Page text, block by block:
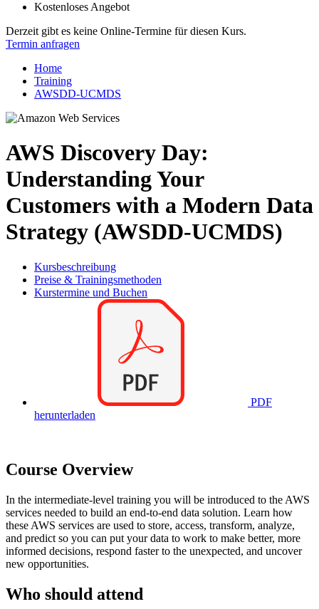
Kostenloses Angebot
Derzeit gibt es keine Online-Termine für diesen Kurs.
Termin anfragen
Home
Training
AWSDD-UCMDS
AWS Discovery Day:
Understanding Your
Customers with a Modern Data
Strategy (AWSDD-UCMDS)
Kursbeschreibung
Preise & Trainingsmethoden
Kurstermine und Buchen
PDF
herunterladen
Course Overview
In the intermediate-level training you will be introduced to the AWS
services needed to build an end-to-end data solution. Learn how
these AWS services are used to store, access, transform, analyze,
and predict so you can put your data to work to make better, more
informed decisions, respond faster to the unexpected, and uncover
new opportunities.
Who should attend